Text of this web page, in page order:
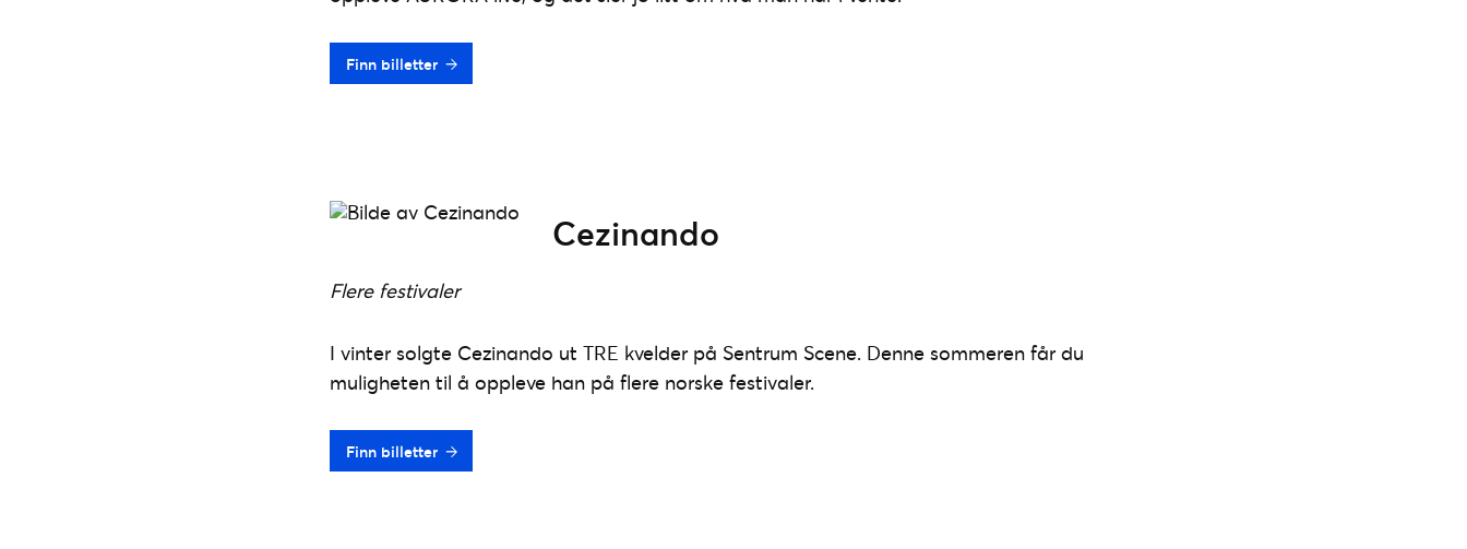
Finn billetter
Cezinando
Flere festivaler
I vinter solgte Cezinando ut TRE kvelder på Sentrum Scene. Denne sommeren får du
muligheten til å oppleve han på flere norske festivaler.
Finn billetter